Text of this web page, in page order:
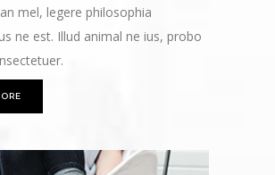
mel, legere philosophia
ne est. Illud animal ne ius, probo